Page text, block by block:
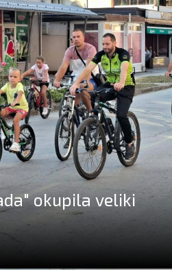
okupila veliki